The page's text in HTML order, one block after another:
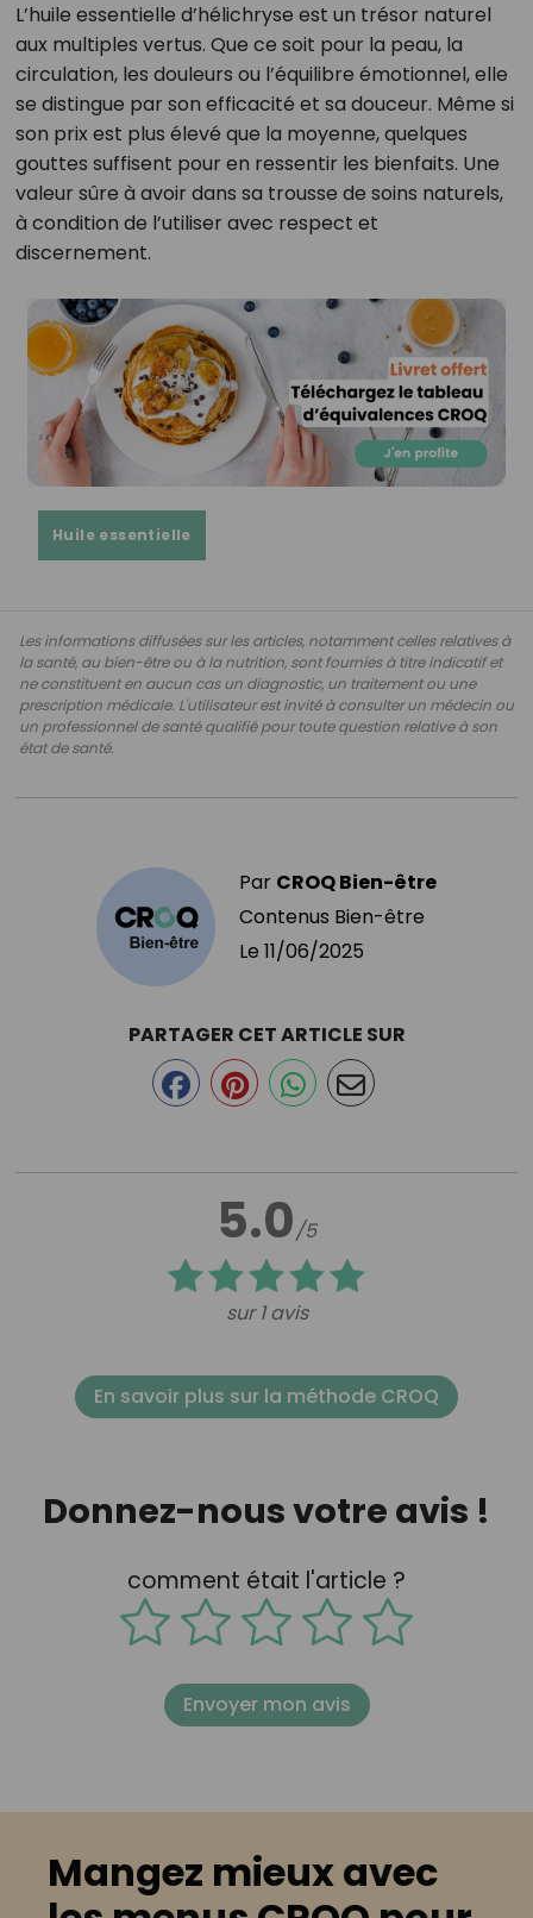
L’huile essentielle d’hélichryse est un trésor naturel
aux multiples vertus. Que ce soit pour la peau, la
circulation, les douleurs ou l’équilibre émotionnel, elle
se distingue par son efficacité et sa douceur. Même si
son prix est plus élevé que la moyenne, quelques
gouttes suffisent pour en ressentir les bienfaits. Une
valeur sûre à avoir dans sa trousse de soins naturels,
à condition de l’utiliser avec respect et
discernement.
Huile essentielle
Les informations diffusées sur les articles, notamment celles relatives à
la santé, au bien-être ou à la nutrition, sont fournies à titre indicatif et
ne constituent en aucun cas un diagnostic, un traitement ou une
prescription médicale. L'utilisateur est invité à consulter un médecin ou
un professionnel de santé qualifié pour toute question relative à son
état de santé.
Par CROQ Bien-être
Contenus Bien-être
Le 11/06/2025
5.0/5
sur 1 avis
PARTAGER CET ARTICLE SUR
En savoir plus sur la méthode CROQ
Donnez-nous votre avis !
comment était l'article ?
Envoyer mon avis
Mangez mieux avec